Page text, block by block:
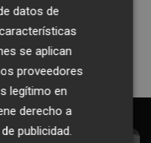
datos de
se aplican
proveedores
legítimo en
derecho a
publicidad.